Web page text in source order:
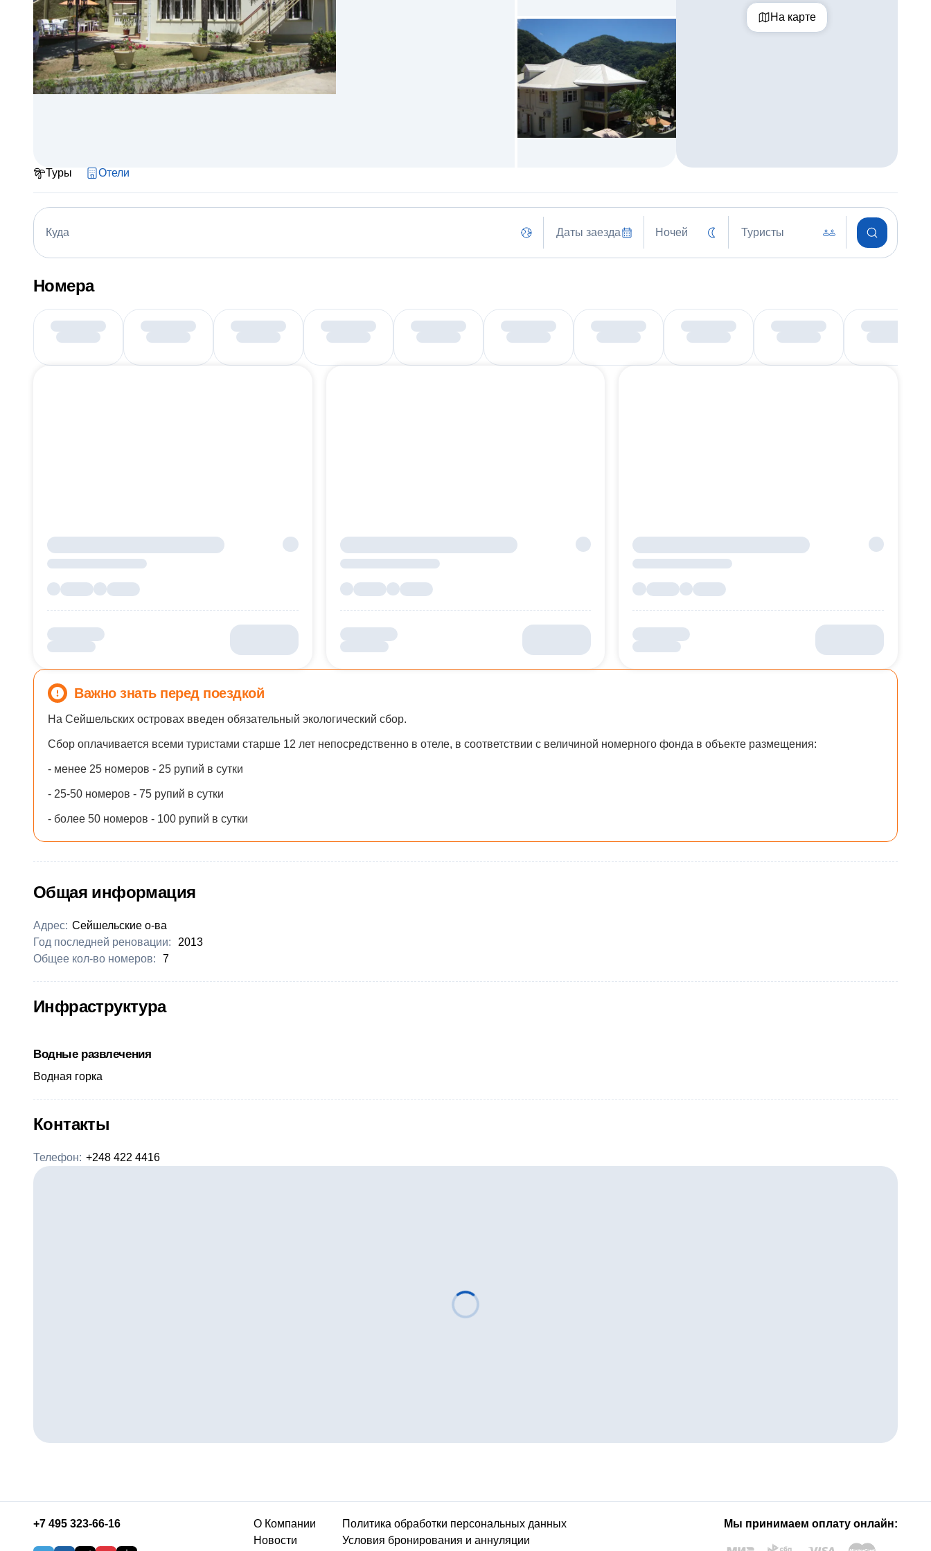
На карте
Туры Отели
Куда Даты заезда Ночей Туристы
Номера
Важно знать перед поездкой
На Сейшельских островах введен обязательный экологический сбор.
Сбор оплачивается всеми туристами старше 12 лет непосредственно в отеле, в соответствии с величиной номерного фонда в объекте размещения:
- менее 25 номеров - 25 рупий в сутки
- 25-50 номеров - 75 рупий в сутки
- более 50 номеров - 100 рупий в сутки
Общая информация
Адрес: Сейшельские о-ва
Год последней реновации:
2013
Общее кол-во номеров:
7
Инфраструктура
Водные развлечения
Водная горка
Контакты
Телефон: +248 422 4416
+7 495 323-66-16
О Компании
Новости
Политика обработки персональных данных
Условия бронирования и аннуляции
Мы принимаем оплату онлайн: